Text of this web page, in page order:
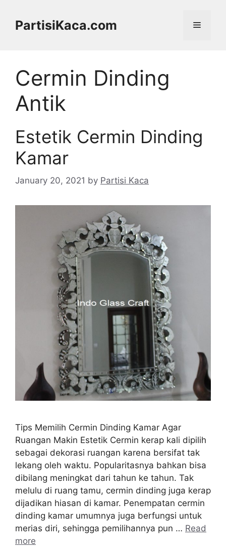
contentPartisiKaca.com Menu
Cermin Dinding
Antik
Estetik Cermin Dinding
Kamar
January 20, 2021 by Partisi Kaca
Tips Memilih Cermin Dinding Kamar Agar
Ruangan Makin Estetik Cermin kerap kali dipilih
sebagai dekorasi ruangan karena bersifat tak
lekang oleh waktu. Popularitasnya bahkan bisa
dibilang meningkat dari tahun ke tahun. Tak
melulu di ruang tamu, cermin dinding juga kerap
dijadikan hiasan di kamar. Penempatan cermin
dinding kamar umumnya juga berfungsi untuk
merias diri, sehingga pemilihannya pun … Read
more